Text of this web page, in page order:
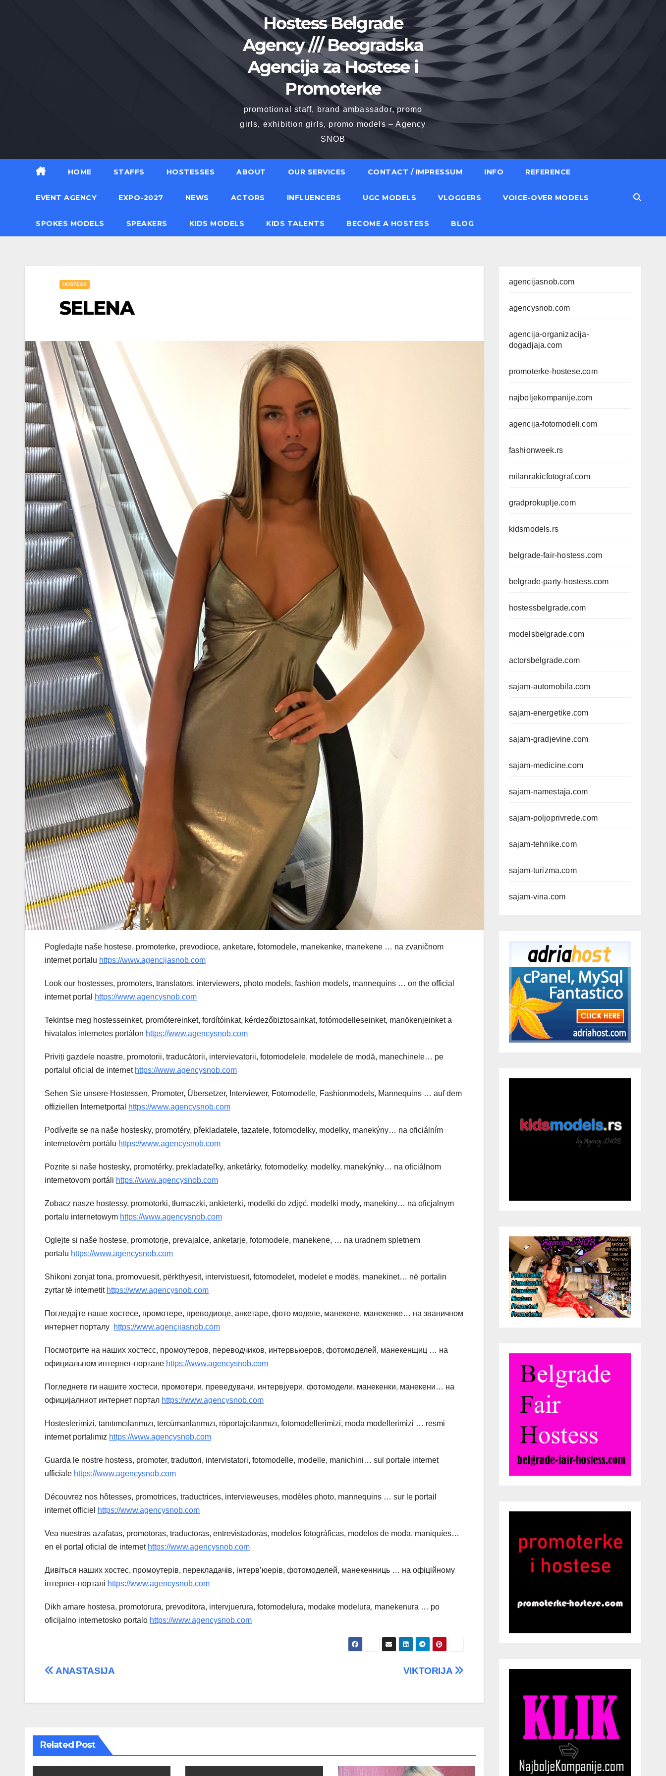
Hostess Belgrade
Agency /// Beogradska
Agencija za Hostese i
Promoterke
promotional staff, brand ambassador, promo
girls, exhibition girls, promo models – Agency
SNOB
HOME STAFFS HOSTESSES ABOUT OUR SERVICES CONTACT / IMPRESSUM INFO REFERENCE
EVENT AGENCY EXPO-2027 NEWS ACTORS INFLUENCERS UGC MODELS VLOGGERS VOICE-OVER MODELS
SPOKES MODELS SPEAKERS KIDS MODELS KIDS TALENTS BECOME A HOSTESS BLOG
HOSTESS
SELENA
Pogledajte naše hostese, promoterke, prevodioce, anketare, fotomodele, manekenke, manekene … na zvaničnom
internet portalu https://www.agencijasnob.com
Look our hostesses, promoters, translators, interviewers, photo models, fashion models, mannequins … on the official
internet portal
https://www.agencysnob.com
Tekintse meg hostesseinket, promótereinket, fordítóinkat, kérdezőbiztosainkat, fotómodelleseinket, manökenjeinket a
hivatalos internetes portálon https://www.agencysnob.com
Priviți gazdele noastre, promotorii, traducătorii, intervievatorii, fotomodelele, modelele de modă, manechinele… pe
portalul oficial de internet https://www.agencysnob.com
Sehen Sie unsere Hostessen, Promoter, Übersetzer, Interviewer, Fotomodelle, Fashionmodels, Mannequins … auf dem
offiziellen Internetportal
https://www.agencysnob.com
Podívejte se na naše hostesky, promotéry, překladatele, tazatele, fotomodelky, modelky, manekýny… na oficiálním
internetovém portálu https://www.agencysnob.com
Pozrite si naše hostesky, promotérky, prekladateľky, anketárky, fotomodelky, modelky, manekýnky… na oficiálnom
internetovom portáli https://www.agencysnob.com
Zobacz nasze hostessy, promotorki, tłumaczki, ankieterki, modelki do zdjęć, modelki mody, manekiny… na oficjalnym
portalu internetowym https://www.agencysnob.com
Oglejte si naše hostese, promotorje, prevajalce, anketarje, fotomodele, manekene, … na uradnem spletnem
portalu https://www.agencysnob.com
Shikoni zonjat tona, promovuesit, përkthyesit, intervistuesit, fotomodelet, modelet e modës, manekinet… në portalin
zyrtar të internetit https://www.agencysnob.com
Погледајте наше хостесе, промотере, преводиоце, анкетаре, фото моделе, манекене, манекенке… на званичном
интернет порталу https://www.agencijasnob.com
Посмотрите на наших хостесс, промоутеров, переводчиков, интервьюеров, фотомоделей, манекенщиц … на
официальном интернет-портале https://www.agencysnob.com
Погледнете ги нашите хостеси, промотери, преведувачи, интервјуери, фотомодели, манекенки, манекени… на
официјалниот интернет портал https://www.agencysnob.com
Hosteslerimizi, tanıtımcılarımızı, tercümanlarımızı, röportajcılarımızı, fotomodellerimizi, moda modellerimizi … resmi
internet portalımız https://www.agencysnob.com
Guarda le nostre hostess, promoter, traduttori, intervistatori, fotomodelle, modelle, manichini… sul portale internet
ufficiale https://www.agencysnob.com
Découvrez nos hôtesses, promotrices, traductrices, intervieweuses, modèles photo, mannequins … sur le portail
internet officiel https://www.agencysnob.com
Vea nuestras azafatas, promotoras, traductoras, entrevistadoras, modelos fotográficas, modelos de moda, maniquíes…
en el portal oficial de internet https://www.agencysnob.com
Дивіться наших хостес, промоутерів, перекладачів, інтерв’юерів, фотомоделей, манекенниць … на офіційному
інтернет-порталі https://www.agencysnob.com
Dikh amare hostesa, promotorura, prevoditora, intervjuerura, fotomodelura, modake modelura, manekenura … po
oficijalno internetosko portalo https://www.agencysnob.com
Post
VIKTORIJA
ANASTASIJA
Related Post
agencijasnob.com
agencysnob.com
agencija-organizacija-
dogadjaja.com
promoterke-hostese.com
najboljekompanije.com
agencija-fotomodeli.com
fashionweek.rs
milanrakicfotograf.com
gradprokuplje.com
kidsmodels.rs
belgrade-fair-hostess.com
belgrade-party-hostess.com
hostessbelgrade.com
modelsbelgrade.com
actorsbelgrade.com
sajam-automobila.com
sajam-energetike.com
sajam-gradjevine.com
sajam-medicine.com
sajam-namestaja.com
sajam-poljoprivrede.com
sajam-tehnike.com
sajam-turizma.com
sajam-vina.com